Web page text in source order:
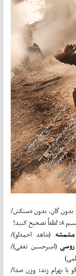
گان، بدون دستکش/
مشمشه(شاهد احمدلو)/
روسی(امیرحسین ثقفی)/
بهرام زند: وزن صدا/